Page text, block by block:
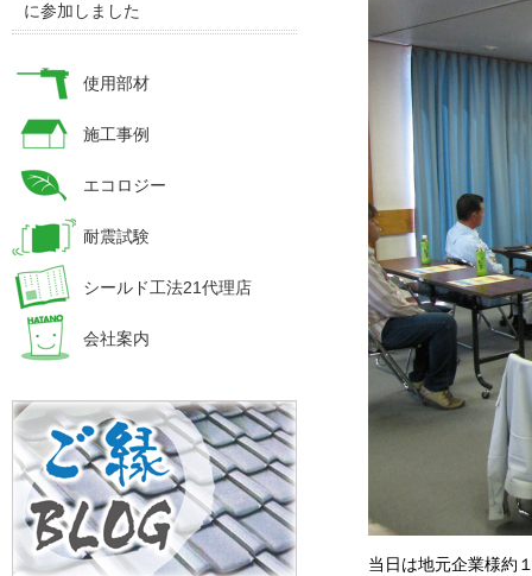
当日は地元企業様約
に参加しました
使用部材
施工事例
エコロジー
耐震試験
シールド工法21代理店
会社案内